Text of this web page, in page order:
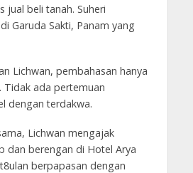
jual beli tanah. Suheri
Garuda Sakti, Panam yang
Lichwan, pembahasan hanya
Tidak ada pertemuan
dengan terdakwa.
Lichwan mengajak
dan berengan di Hotel Arya
berpapasan dengan